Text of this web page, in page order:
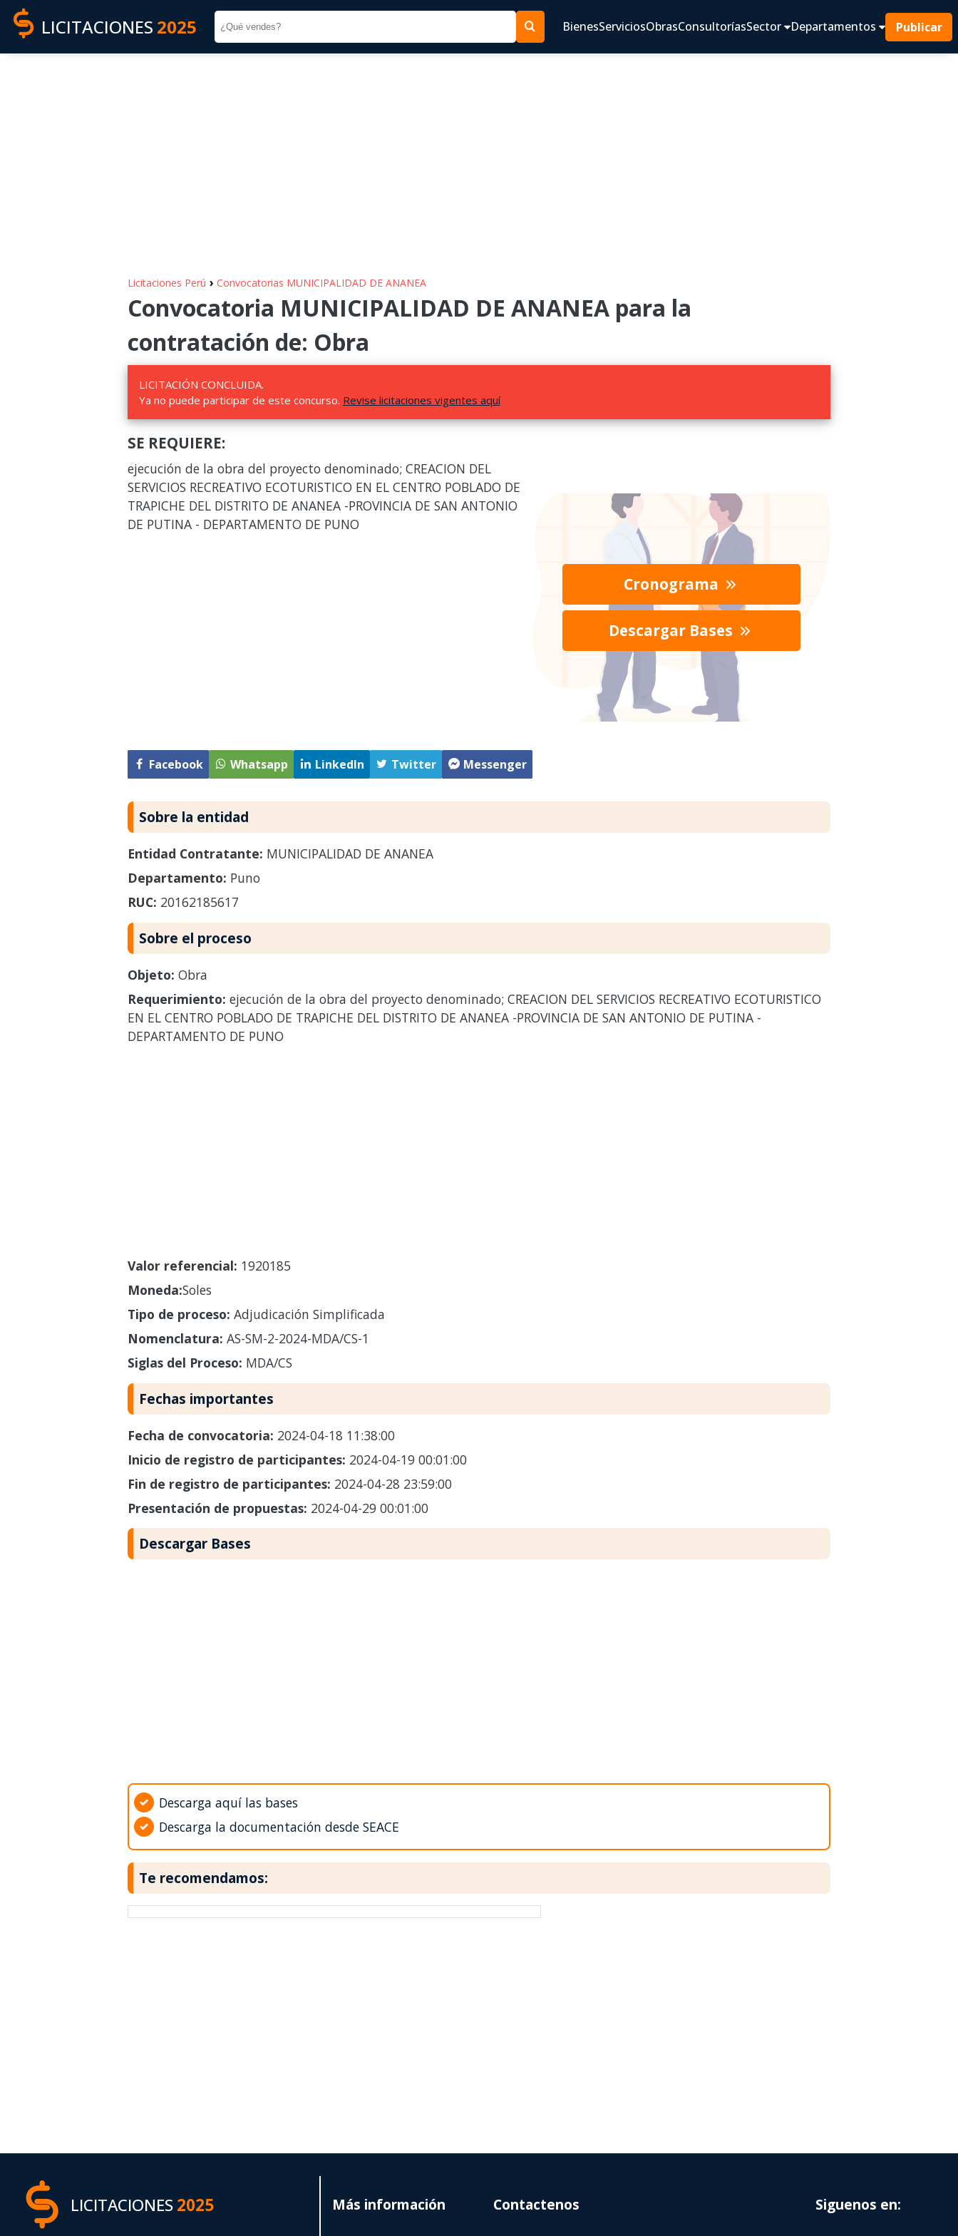
LICITACIONES 2025 BienesServiciosObrasConsultoríasSector Departamentos Publicar
Licitaciones Perú › Convocatorias MUNICIPALIDAD DE ANANEA
Convocatoria MUNICIPALIDAD DE ANANEA para la
contratación de: Obra
LICITACIÓN CONCLUIDA.
Ya no puede participar de este concurso. Revise licitaciones vigentes aquí
SE REQUIERE:
ejecución de la obra del proyecto denominado; CREACION DEL
SERVICIOS RECREATIVO ECOTURISTICO EN EL CENTRO POBLADO DE
TRAPICHE DEL DISTRITO DE ANANEA -PROVINCIA DE SAN ANTONIO
DE PUTINA - DEPARTAMENTO DE PUNO
Facebook Whatsapp LinkedIn Twitter Messenger
Cronograma
Descargar Bases
Sobre la entidad
Entidad Contratante: MUNICIPALIDAD DE ANANEA
Departamento: Puno
RUC: 20162185617
Sobre el proceso
Objeto: Obra
Requerimiento: ejecución de la obra del proyecto denominado; CREACION DEL SERVICIOS RECREATIVO ECOTURISTICO
EN EL CENTRO POBLADO DE TRAPICHE DEL DISTRITO DE ANANEA -PROVINCIA DE SAN ANTONIO DE PUTINA -
DEPARTAMENTO DE PUNO
Valor referencial: 1920185
Moneda:Soles
Tipo de proceso: Adjudicación Simplificada
Nomenclatura: AS-SM-2-2024-MDA/CS-1
Siglas del Proceso: MDA/CS
Fechas importantes
Fecha de convocatoria: 2024-04-18 11:38:00
Inicio de registro de participantes: 2024-04-19 00:01:00
Fin de registro de participantes: 2024-04-28 23:59:00
Presentación de propuestas: 2024-04-29 00:01:00
Descargar Bases
Descarga aquí las bases
Descarga la documentación desde SEACE
Te recomendamos:
LICITACIONES2025 Más información Contactenos Siguenos en: